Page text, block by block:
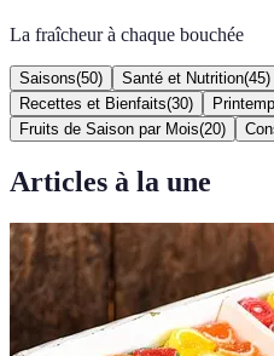
La fraîcheur à chaque bouchée
Saisons(50) Santé et Nutrition(45)
Recettes et Bienfaits(30)
Fruits de Saison par Mois(20)
Articles à la une